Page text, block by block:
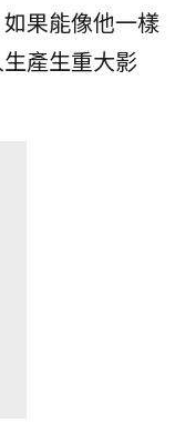
果能像他一樣
產生重大影